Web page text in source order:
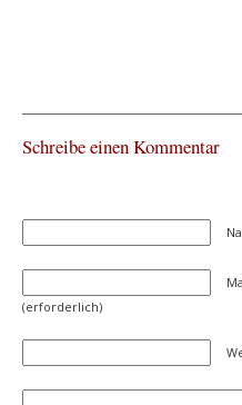
Schreibe einen Kommentar
(erforderlich)